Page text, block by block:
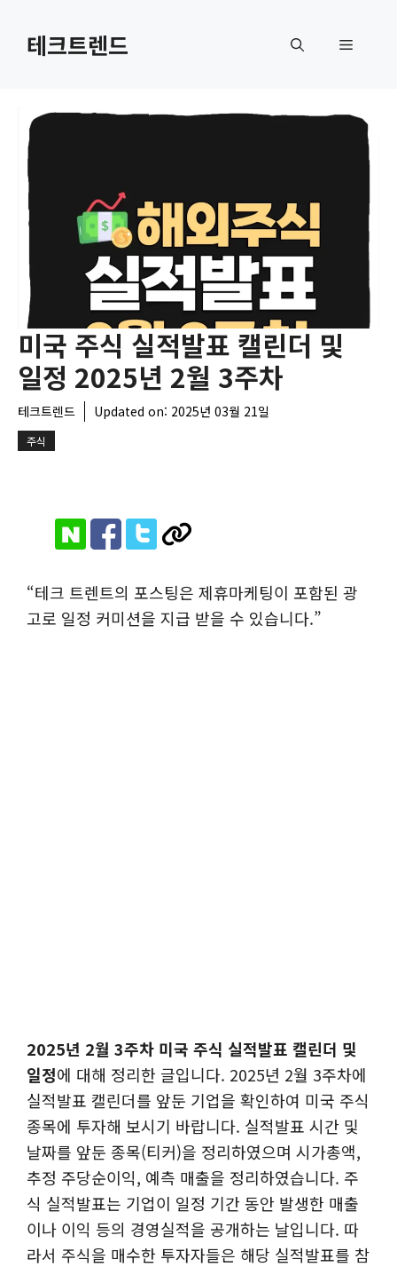
테크트렌드 메
미국 주식 실적발표 캘린더 및
일정 2025년 2월 3주차
테크트렌드 Updated on: 2025년 03월 21일
주식
“테크 트렌트의 포스팅은 제휴마케팅이 포함된 광
고로 일정 커미션을 지급 받을 수 있습니다.”
2025년 2월 3주차 미국 주식 실적발표 캘린더 및
일정에 대해 정리한 글입니다. 2025년 2월 3주차에
실적발표 캘린더를 앞둔 기업을 확인하여 미국 주식
종목에 투자해 보시기 바랍니다. 실적발표 시간 및
날짜를 앞둔 종목(티커)을 정리하였으며 시가총액,
추정 주당순이익, 예측 매출을 정리하였습니다. 주
식 실적발표는 기업이 일정 기간 동안 발생한 매출
이나 이익 등의 경영실적을 공개하는 날입니다. 따
라서 주식을 매수한 투자자들은 해당 실적발표를 참